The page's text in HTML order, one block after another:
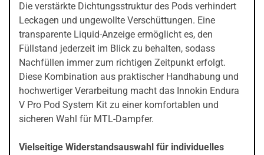
Die verstärkte Dichtungsstruktur des Pods verhindert
Leckagen und ungewollte Verschüttungen. Eine
transparente Liquid-Anzeige ermöglicht es, den
Füllstand jederzeit im Blick zu behalten, sodass
Nachfüllen immer zum richtigen Zeitpunkt erfolgt.
Diese Kombination aus praktischer Handhabung und
hochwertiger Verarbeitung macht das Innokin Endura
V Pro Pod System Kit zu einer komfortablen und
sicheren Wahl für MTL-Dampfer.
Vielseitige Widerstandsauswahl für individuelles